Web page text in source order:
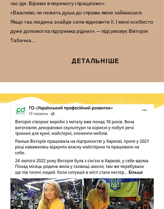
час іде. Віримо в перемогу і працюємо».
«Важливо, чи лежить душа до справи, якою займаєшся.
Якщо так, людина знайде сили відновити її. І мені особисто
дуже допомогла підтримка рідних», — підсумовує Вікторія
Табачна....
ДЕТАЛЬНІШЕ